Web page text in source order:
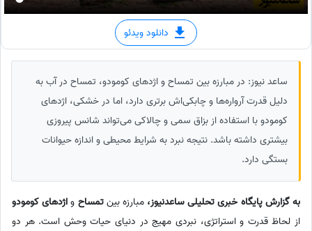
دانلود ویدئو
ساعد نیوز: در مبارزه بین تمساح و اژدهای کومودو، تمساح در آب به
دلیل قدرت آرواره‌ها و چابکی‌اش برتری دارد، اما در خشکی، اژدهای
کومودو با استفاده از بزاق سمی و چالاکی می‌تواند شانس پیروزی
بیشتری داشته باشد. نتیجه نبرد به شرایط محیطی و اندازه حیوانات
بستگی دارد.
به گزارش پایگاه خبری تحلیلی ساعدنیوز،مبارزه بینتمساح واژدهای کومودو
از لحاظ قدرت و استراتژی، نبردی مهیج در دنیای حیات وحش است. هر دو